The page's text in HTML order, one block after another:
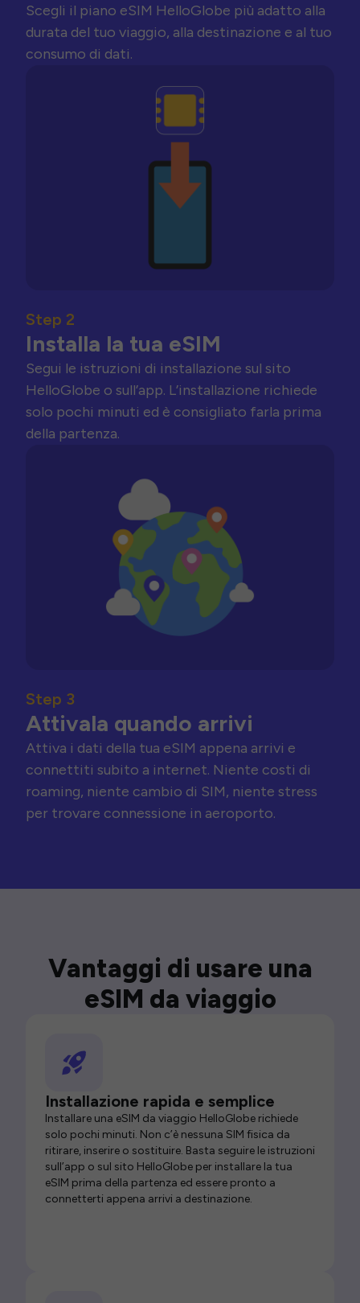
Scegli il piano eSIM HelloGlobe più adatto alla
durata del tuo viaggio, alla destinazione e al tuo
consumo di dati.
Step 2
Installa la tua eSIM
Segui le istruzioni di installazione sul sito
HelloGlobe o sull’app. L’installazione richiede
solo pochi minuti ed è consigliato farla prima
della partenza.
Step 3
Attivala quando arrivi
Attiva i dati della tua eSIM appena arrivi e
connettiti subito a internet. Niente costi di
roaming, niente cambio di SIM, niente stress
per trovare connessione in aeroporto.
Vantaggi di usare una
eSIM da viaggio
Installazione rapida e semplice
Installare una eSIM da viaggio HelloGlobe richiede
solo pochi minuti. Non c’è nessuna SIM fisica da
ritirare, inserire o sostituire. Basta seguire le istruzioni
sull’app o sul sito HelloGlobe per installare la tua
eSIM prima della partenza ed essere pronto a
connetterti appena arrivi a destinazione.